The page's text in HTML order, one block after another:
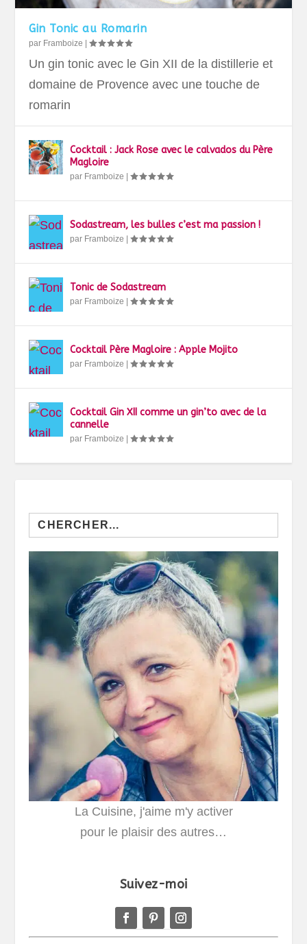
Gin Tonic au Romarin
par Framboize |
Un gin tonic avec le Gin XII de la distillerie et
domaine de Provence avec une touche de
romarin
Cocktail : Jack Rose avec le calvados du Père
Magloire
par Framboize |
Sodastream, les bulles c’est ma passion !
par Framboize |
Tonic de Sodastream
par Framboize |
Cocktail Père Magloire : Apple Mojito
par Framboize |
Cocktail Gin XII comme un gin’to avec de la
cannelle
par Framboize |
Search
for:
La Cuisine, j'aime m'y activer
pour le plaisir des autres…
Suivez-moi